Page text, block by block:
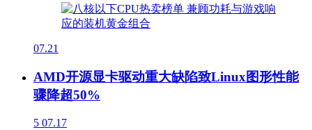
07.21
AMD开源显卡驱动重大缺陷致Linux图形性能
骤降超50%
5 07.17